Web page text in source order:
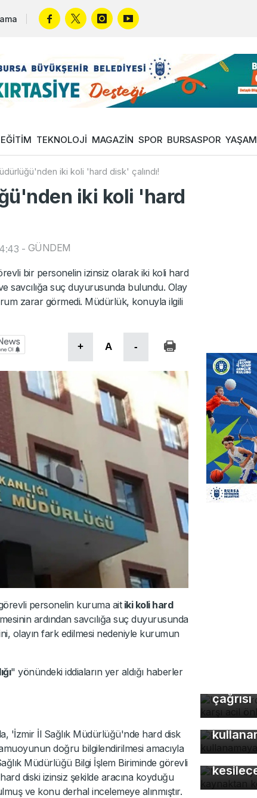
EĞİTİM TEKNOLOJİ MAGAZİN SPOR BURSASPOR YAŞAM
iki koli 'hard disk' çalındı!
iki koli 'hard
- GÜNDEM
bir personelin izinsiz olarak iki koli hard
savcılığa suç duyurusunda bulundu. Olay
zarar görmedi. Müdürlük, konuyla ilgili
+ A -
personelin kuruma aitiki koli hard
ardından savcılığa suç duyurusunda
olayın fark edilmesi nedeniyle kurumun
" yönündeki iddiaların yer aldığı haberler
'İzmir İl Sağlık Müdürlüğü'nde hard disk
doğru bilgilendirilmesi amacıyla
Müdürlüğü Bilgi İşlem Biriminde görevli
diski izinsiz şekilde aracına koyduğu
ve konu derhal incelemeye alınmıştır.
çağrısı
Bu